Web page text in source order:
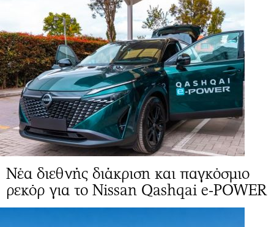
Νέα διεθνής διάκριση και παγκόσμιο
ρεκόρ για το Nissan Qashqai e-POWER